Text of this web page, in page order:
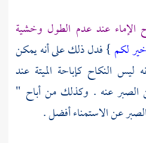
الإماء عند عدم الطول وخشية
لكم } فدل ذلك على أنه يمكن
النكاح كإباحة الميتة عند
الصبر عنه . وكذلك من أباح "
عن الاستمناء أفضل .